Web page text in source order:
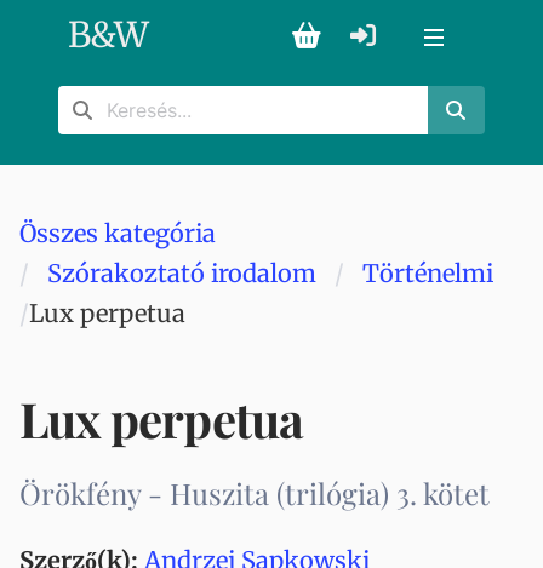
B&W
Összes kategória
Szórakoztató irodalom
Történelmi
Lux perpetua
Lux perpetua
Örökfény - Huszita (trilógia) 3. kötet
Szerző(k): Andrzej Sapkowski